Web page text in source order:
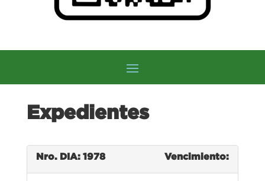
Expedientes
Nro. DIA: 1978 Vencimiento: